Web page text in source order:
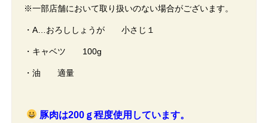
※一部店舗において取り扱いのない場合がございます。
・A…おろししょうが 小さじ１
・キャベツ 100g
・油 適量
豚肉は200ｇ程度使用しています。